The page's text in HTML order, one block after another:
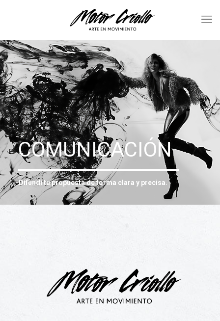
GESTIÓN
Potencia tu proyecto o espacio con
una gestión exitosa.